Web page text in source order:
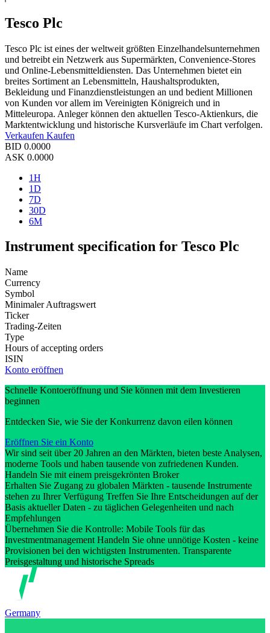
Tesco Plc
Tesco Plc ist eines der weltweit größten Einzelhandelsunternehmen
und betreibt ein Netzwerk aus Supermärkten, Convenience-Stores
und Online-Lebensmitteldiensten. Das Unternehmen bietet ein
breites Sortiment an Lebensmitteln, Haushaltsprodukten,
Bekleidung und Finanzdienstleistungen an und bedient Millionen
von Kunden vor allem im Vereinigten Königreich und in
Mitteleuropa. Anleger können den aktuellen Tesco-Aktienkurs, die
Marktentwicklung und historische Kursverläufe im Chart verfolgen.
Verkaufen Kaufen
BID 0.0000
ASK 0.0000
1H
1D
7D
30D
6M
Instrument specification for Tesco Plc
Name
Currency
Symbol
Minimaler Auftragswert
Ticker
Trading-Zeiten
Type
Hours of accepting orders
ISIN
Konto eröffnen
Schnelle Kontoeröffnung und Sie können mit dem Investieren
beginnen
Entdecken Sie, wie Sie der Konkurrenz davon eilen können
Eröffnen Sie ein Konto
Wir sind seit über 20 Jahren an den Märkten, bieten beste Analysen,
moderne Tools und haben tausende von zufriedenen Kunden.
Handeln Sie mit einem preisgekrönten Broker
Erhalten Sie Zugang zu globalen Märkten - tausende Instrumente
stehen zu Ihrer Verfügung Treffen Sie Ihre Entscheidungen auf der
Basis aktueller Daten - zu täglichen Gelegenheiten und nach
Empfehlungen
Übernehmen Sie die Kontrolle: Mobile Tools für das
Investmentmanagement Handeln Sie ohne unnötige Kosten - keine
Provisionen bei den wichtigsten Instrumenten. Transparente
Preisgestaltung und historische Spreads
Germany